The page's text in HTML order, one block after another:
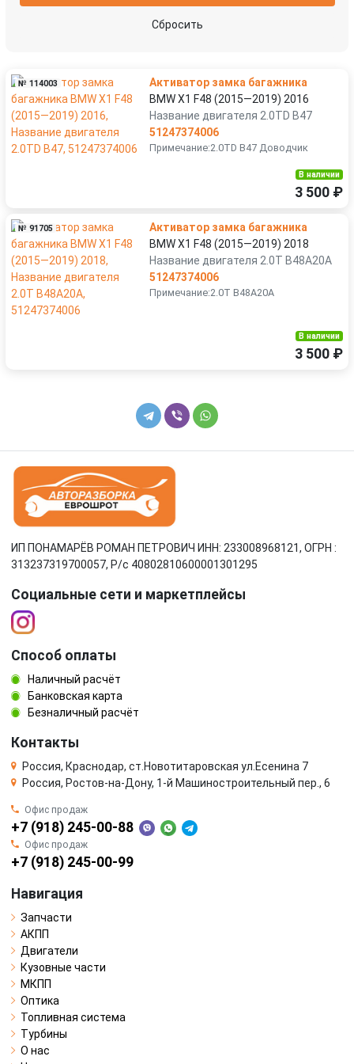
ручка наружная задняя правая
усилитель бампера заднего
Сбросить
№ 114003
Активатор замка багажника
BMW X1 F48 (2015—2019) 2016
Название двигателя 2.0TD B47
51247374006
Примечание:2.0TD B47 Доводчик
В наличии
3 500 ₽
№ 91705
Активатор замка багажника
BMW X1 F48 (2015—2019) 2018
Название двигателя 2.0T B48A20A
51247374006
Примечание:2.0T B48A20A
В наличии
3 500 ₽
ИП ПОНАМАРЁВ РОМАН ПЕТРОВИЧ ИНН: 233008968121, ОГРН :
313237319700057, Р/c 40802810600001301295
Социальные сети и маркетплейсы
Способ оплаты
Наличный расчёт
Банковская карта
Безналичный расчёт
Контакты
Россия, Краснодар, ст.Новотитаровская ул.Есенина 7
Россия, Ростов-на-Дону, 1-й Машиностроительный пер., 6
Офис продаж
+7 (918) 245-00-88
Офис продаж
+7 (918) 245-00-99
Навигация
Запчасти
АКПП
Двигатели
Кузовные части
МКПП
Оптика
Топливная система
Турбины
О нас